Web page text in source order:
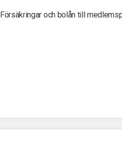
Försäkringar och bolån till